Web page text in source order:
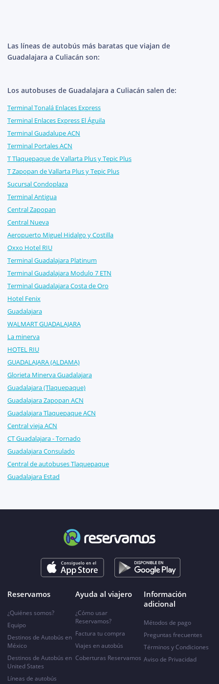
Las líneas de autobús más baratas que viajan de
Guadalajara a Culiacán son:
Los autobuses de Guadalajara a Culiacán salen de:
Terminal Tonalá Enlaces Express
Terminal Enlaces Express El Águila
Terminal Guadalupe ACN
Terminal Portales ACN
T Tlaquepaque de Vallarta Plus y Tepic Plus
T Zapopan de Vallarta Plus y Tepic Plus
Sucursal Condoplaza
Terminal Antigua
Central Zapopan
Central Nueva
Aeropuerto Miguel Hidalgo y Costilla
Oxxo Hotel RIU
Terminal Guadalajara Platinum
Terminal Guadalajara Modulo 7 ETN
Terminal Guadalajara Costa de Oro
Hotel Fenix
Guadalajara
WALMART GUADALAJARA
La minerva
HOTEL RIU
GUADALAJARA (ALDAMA)
Glorieta Minerva Guadalajara
Guadalajara (Tlaquepaque)
Guadalajara Zapopan ACN
Guadalajara Tlaquepaque ACN
Central vieja ACN
CT Guadalajara - Tornado
Guadalajara Consulado
Central de autobuses Tlaquepaque
Guadalajara Estad
Reservamos
¿Quiénes somos?
Equipo
Destinos de Autobús en
México
Destinos de Autobús en
United States
Líneas de autobús
Ayuda al viajero
¿Cómo usar
Reservamos?
Factura tu compra
Viajes en autobús
Coberturas Reservamos
Información
adicional
Métodos de pago
Preguntas frecuentes
Términos y Condiciones
Aviso de Privacidad